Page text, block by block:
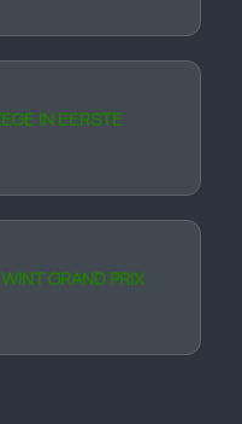
IN EERSTE
GRAND PRIX